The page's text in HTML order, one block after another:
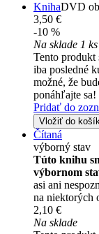
KnihaDVD
3,50 €
-10 %
Na sklade 1 ks
Tento produkt
iba posledné
možné, že
ponáhľajte sa!
Pridať do
Vložiť do
Čítaná
výborný stav
Túto knihu
výbornom
asi ani
na niektorých
2,10 €
Na sklade